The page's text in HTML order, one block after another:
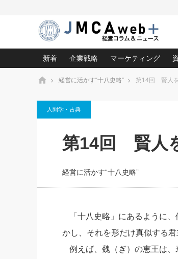
新着
がよいのでしょうか！
2026.08.7
企業戦略
中小企業の「１位づくり」戦略
利益を最大化する「業務改善」
強い会社を築く ビジネス・ク
日本レーザー「人を大切にしな
武器としてのM&A入門(3)
継続経営 百話百行(85)
野田久美子 香港ビジネス成功
マーケティング
ロングセラーの玉
は(5)
最高の自分を表現
ホーム 経営に活かす“十八史略” 第14回 賢人
人間学・古典
第14回 賢人
経営に活かす“十八史略”
「十八史略」にあるように
かし、それを形だけ真似する君
例えば、魏（ぎ）の恵王は